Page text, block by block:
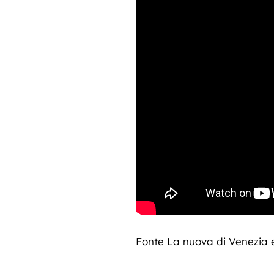
Fonte La nuova di Venezia